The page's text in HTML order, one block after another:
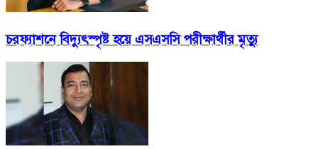
চরফ্যাশনে বিদ্যুৎস্পৃষ্ট হয়ে এসএসসি পরীক্ষার্থীর মৃত্যু